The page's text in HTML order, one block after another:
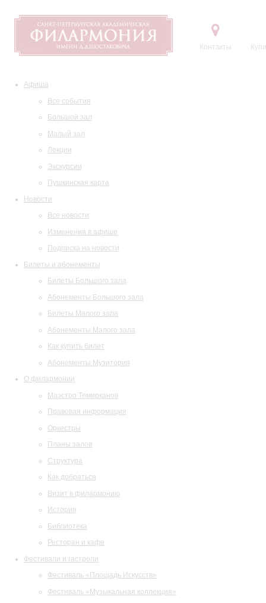
Контакты
Афиша
Все события
Большой зал
Малый зал
Лекции
Экскурсии
Пушкинская карта
Новости
Все новости
Изменения в афише
Подписка на новости
Билеты и абонементы
Билеты Большого зала
Абонементы Большого зала
Билеты Малого зала
Абонементы Малого зала
Как купить билет
Абонементы Музитория
О филармонии
Маэстро Темирканов
Правовая информация
Оркестры
Планы залов
Структура
Как добраться
Визит в филармонию
История
Библиотека
Ресторан и кафе
Фестивали и гастроли
Фестиваль «Площадь Искусств»
Фестиваль «Музыкальная коллекция»